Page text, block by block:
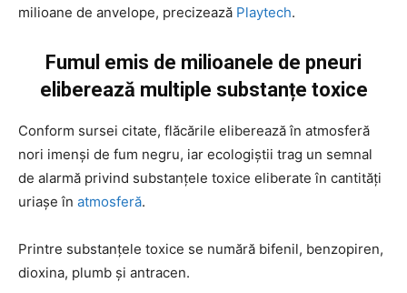
milioane de anvelope, precizează Playtech.
Fumul emis de milioanele de pneuri
eliberează multiple substanțe toxice
Conform sursei citate, flăcările eliberează în atmosferă
nori imenși de fum negru, iar ecologiștii trag un semnal
de alarmă privind substanțele toxice eliberate în cantități
uriașe în atmosferă.
Printre substanțele toxice se numără bifenil, benzopiren,
dioxina, plumb și antracen.